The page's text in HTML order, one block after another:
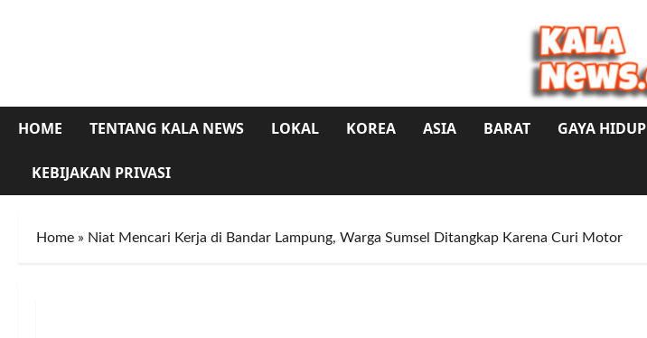
HOME TENTANG KALA NEWS LOKAL KOREA ASIA BARAT GAYA HIDUP
KEBIJAKAN PRIVASI
Home » Niat Mencari Kerja di Bandar Lampung, Warga Sumsel Ditangkap Karena Curi Motor